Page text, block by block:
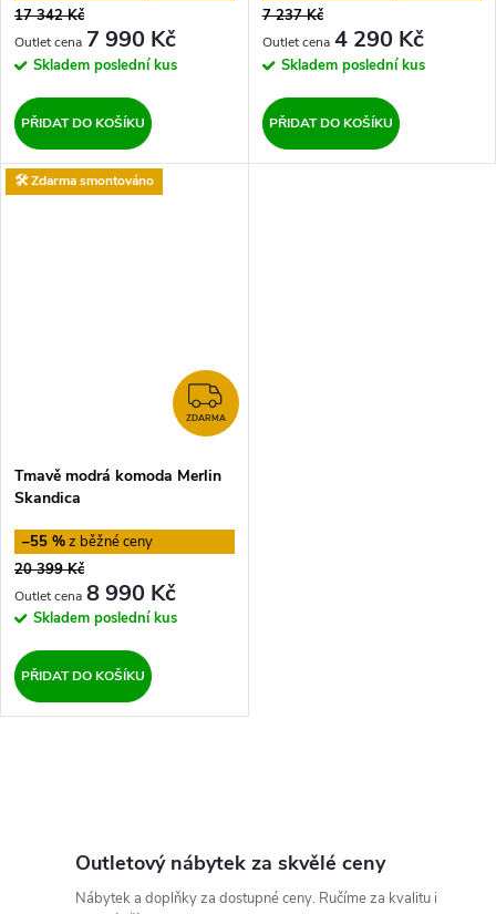
17 342 Kč
7 990 Kč
Skladem poslední kus
PŘIDAT DO KOŠÍKU
7 237 Kč
4 290 Kč
Skladem poslední kus
PŘIDAT DO KOŠÍKU
🛠️ Zdarma smontováno
ZDARMA
ZDARMA
Tmavě modrá komoda Merlin
Skandica
–55 %
20 399 Kč
8 990 Kč
Skladem poslední kus
PŘIDAT DO KOŠÍKU
Outletový nábytek za skvělé ceny
Nábytek a doplňky za dostupné ceny. Ručíme za kvalitu i